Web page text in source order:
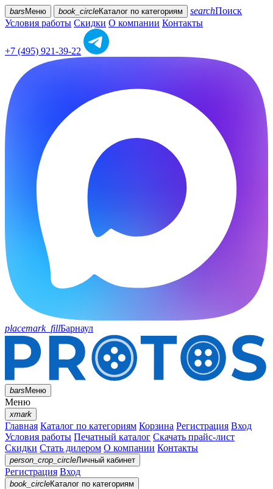
bars Меню book_circleКаталог по категориям searchПоиск
Условия работы Скидки О компании Контакты
+7 (495) 921-39-22
placemark_fillБарнаул
barsМеню
Меню
xmark
Главная Каталог по категориям Корзина Регистрация Вход
Условия работы Печатный каталог Скачать прайс-лист
Скидки Стать дилером О компании Контакты
person_crop_circleЛичный кабинет
Регистрация Вход
book_circleКаталог по категориям